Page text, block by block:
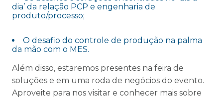
dia’ da relação PCP e engenharia de
produto/processo;
O desafio do controle de produção na palma
da mão com o MES.
Além disso, estaremos presentes na feira de
soluções e em uma roda de negócios do evento.
Aproveite para nos visitar e conhecer mais sobre